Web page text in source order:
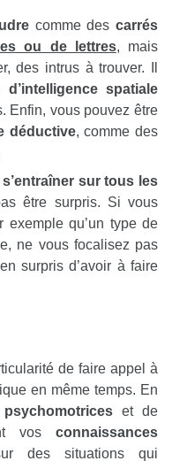
comme descarrés
ou de lettres, mais
des intrus à trouver. Il
d’intelligence spatiale
Enfin, vous pouvez être
déductive, comme des
s’entraîner sur tous les
être surpris. Si vous
exemple qu’un type de
ne vous focalisez pas
surpris d’avoir à faire
de faire appel à
en même temps. En
et de
vos connaissances
des situations qui